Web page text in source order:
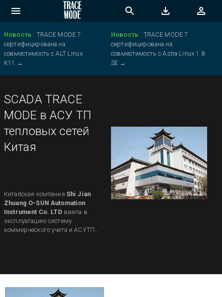
Новость : TRACE MODE 7
сертифицирована на
совместимость с ALT Linux
K11 →
Новость : TRACE MODE 7
сертифицирована на
совместимость с Astra Linux 1.8
SE →
SCADA TRACE
MODE в АСУ ТП
тепловых сетей
Китая
Китайская компания Shi Jian
Zhuang O-SUN Automation
Instrument Co. LTD ввела в
эксплуатацию систему
коммерческого учета и АСУТП
SCADA-системыTRACE MODE
использованы счетчики